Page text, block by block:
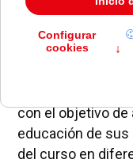
con el objetivo de
educación de sus
del curso en